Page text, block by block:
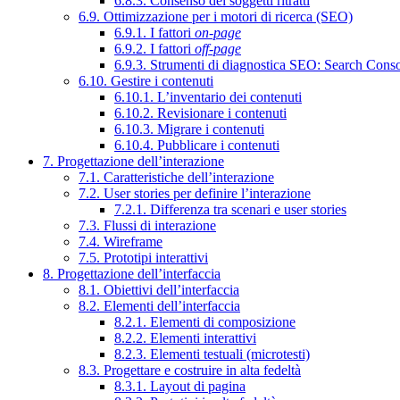
6.9. Ottimizzazione per i motori di ricerca (SEO)
6.9.1. I fattori on-page
6.9.2. I fattori off-page
6.9.3. Strumenti di diagnostica SEO: Search
6.10. Gestire i contenuti
6.10.1. L’inventario dei contenuti
6.10.2. Revisionare i contenuti
6.10.3. Migrare i contenuti
6.10.4. Pubblicare i contenuti
7. Progettazione dell’interazione
7.1. Caratteristiche dell’interazione
7.2. User stories per definire l’interazione
7.2.1. Differenza tra scenari e user stories
7.3. Flussi di interazione
7.4. Wireframe
7.5. Prototipi interattivi
8. Progettazione dell’interfaccia
8.1. Obiettivi dell’interfaccia
8.2. Elementi dell’interfaccia
8.2.1. Elementi di composizione
8.2.2. Elementi interattivi
8.2.3. Elementi testuali (microtesti)
8.3. Progettare e costruire in alta fedeltà
8.3.1. Layout di pagina